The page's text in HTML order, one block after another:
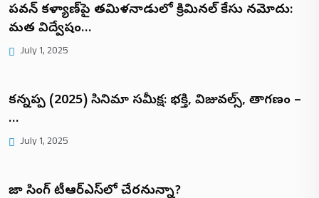
పవన్ కళ్యాణ్‌పై తమిళనాడులో క్రిమినల్ కేసు నమోదు:
మత విద్వేషం…
July 1, 2025
కన్నప్ప (2025) సినిమా సమీక్ష: భక్తి, విజువల్స్, తారాగణం –
…
July 1, 2025
రాజా సింగ్ టీఆర్ఎస్‌లో చేరనున్నారా?